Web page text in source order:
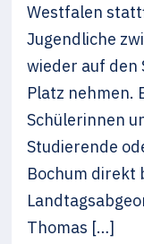
Westfalen
Jugendliche
wieder auf den
Platz nehmen.
Schülerinnen
Studierende
Bochum direkt
Thomas […]